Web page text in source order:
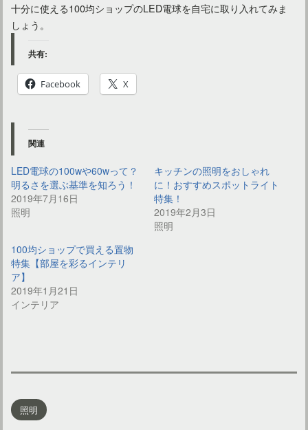
十分に使える100均ショップのLED電球を自宅に取り入れてみま
しょう。
共有:
Facebook X
関連
LED電球の100wや60wって？
明るさを選ぶ基準を知ろう！
2019年7月16日
照明
キッチンの照明をおしゃれ
に！おすすめスポットライト
特集！
2019年2月3日
照明
100均ショップで買える置物
特集【部屋を彩るインテリ
ア】
2019年1月21日
インテリア
照明